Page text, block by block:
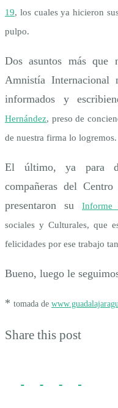
19, los cuales ya hicieron
pulpo.
Dos asuntos más que
Amnistía Internacional
informados y
Hernández, preso de
de nuestra firma lo logremos.
El último, ya para
compañeras del
presentaron su Informe
sociales y Culturales, que
felicidades por ese trabajo
Bueno, luego le
* tomada de
Share this post